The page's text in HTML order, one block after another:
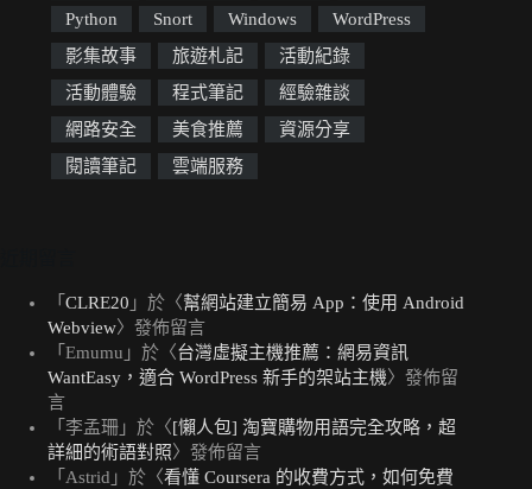
Python
Snort Windows
WordPress
影集故事
旅遊札記
活動紀錄
活動體驗
程式筆記
經驗雜談
網路安全
美食推薦
資源分享
閱讀筆記
雲端服務
「 CLRE20 」於〈幫網站建立簡易 App：使用 Android
Webview〉發佈留言
「 Emumu 」於〈台灣虛擬主機推薦：網易資訊
WantEasy，適合 WordPress 新手的架站主機〉發佈留
言
「 李孟珊 」於〈[懶人包] 淘寶購物用語完全攻略，超
詳細的術語對照〉發佈留言
「 Astrid 」於〈看懂 Coursera 的收費方式，如何免費